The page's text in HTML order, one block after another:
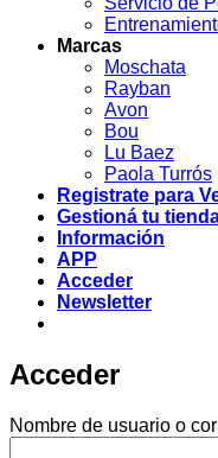
Marcas
Moschata
Rayban
Avon
Bou
Lu Baez
Paola Turrós
Registrate para
Gestioná tu
Información
APP
Acceder
Newsletter
Acceder
Nombre de usuario o